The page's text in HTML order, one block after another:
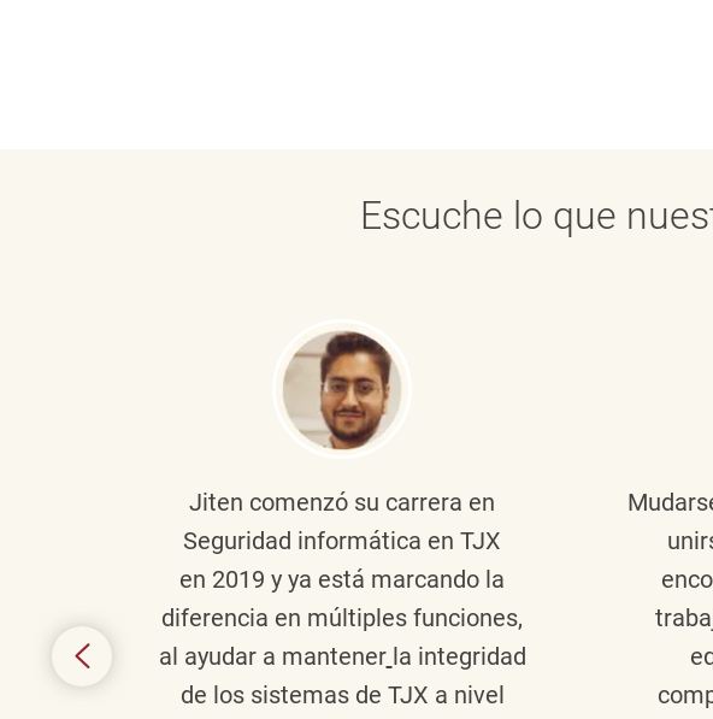
Escuche lo que
Jiten comenzó su carrera en
Seguridad informática en TJX
en 2019 y ya está marcando la
diferencia en múltiples funciones,
al ayudar a mantener la integridad
de los sistemas de TJX a nivel